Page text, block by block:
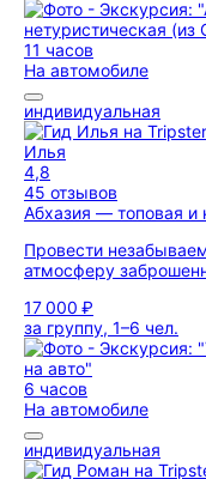
11 часов
На автомобиле
индивидуальная
Илья
4,8
45 отзывов
Абхазия — топовая и
Провести
атмосферу
17 000 ₽
за группу, 1–6 чел.
6 часов
На автомобиле
индивидуальная